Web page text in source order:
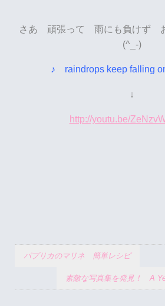
さあ 頑張って 雨にも負けず お
(^_-)
♪ raindrops keep falling
↓
http://youtu.be/
パプリカのマリネ 簡単レシピ
素敵な写真集を発見！ A